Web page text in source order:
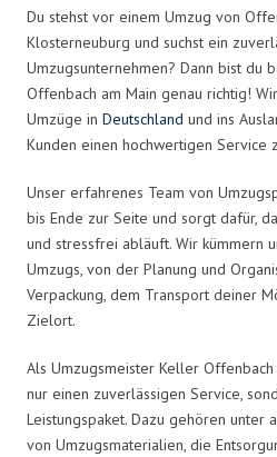
Du stehst vor einem Umzug von
Klosterneuburg und suchst ein
Umzugsunternehmen? Dann bist du
Offenbach am Main genau richtig!
Umzüge in Deutschland und ins
Kunden einen hochwertigen Service
Unser erfahrenes Team von
bis Ende zur Seite und sorgt dafür,
und stressfrei abläuft. Wir kümmern
Umzugs, von der Planung und
Verpackung, dem Transport deiner
Zielort.
Als Umzugsmeister Keller
nur einen zuverlässigen Service,
Leistungspaket. Dazu gehören unter
von Umzugsmaterialien, die